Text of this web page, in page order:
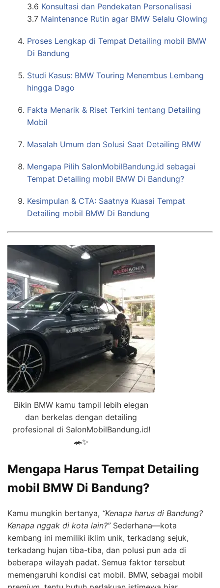
3.6 Konsultasi dan Pendekatan Personalisasi
3.7 Maintenance Rutin agar BMW Selalu Glowing
Proses Lengkap di Tempat Detailing mobil BMW
Di Bandung
Studi Kasus: BMW Touring Menembus Lembang
hingga Dago
Fakta Menarik & Riset Terkini tentang Detailing
Mobil
Masalah Umum dan Solusi Saat Detailing BMW
Mengapa Pilih SalonMobilBandung.id sebagai
Tempat Detailing mobil BMW Di Bandung?
Kesimpulan & CTA: Saatnya Kuasai Tempat
Detailing mobil BMW Di Bandung
Bikin BMW kamu tampil lebih elegan
dan berkelas dengan detailing
profesional di SalonMobilBandung.id!
🚗✨
Mengapa Harus Tempat Detailing
mobil BMW Di Bandung?
Kamu mungkin bertanya, “Kenapa harus di Bandung?
Kenapa nggak di kota lain?”Sederhana—kota
kembang ini memiliki iklim unik, terkadang sejuk,
terkadang hujan tiba-tiba, dan polusi pun ada di
beberapa wilayah padat. Semua faktor tersebut
memengaruhi kondisi cat mobil. BMW, sebagai mobil